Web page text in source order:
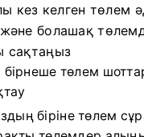
кез келген төлем
болашақ
сақтаңыз
бірнеше төлем
біріне төлем